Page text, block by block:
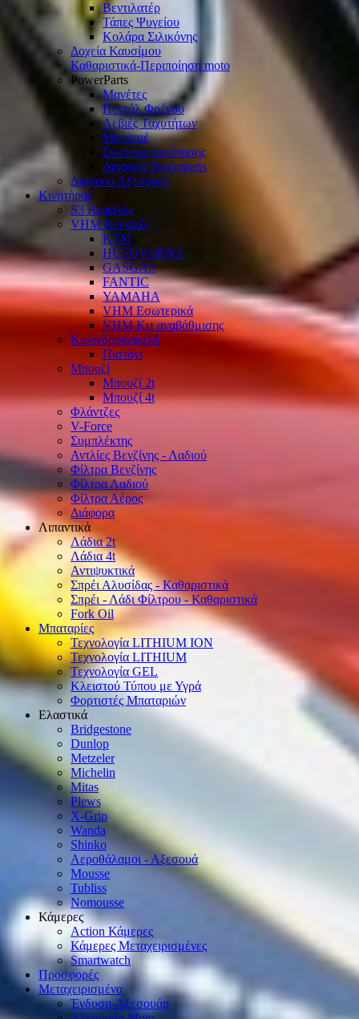
Βεντιλατέρ
Τάπες Ψυγείου
Κολάρα Σιλικόνης
Δοχεία Καυσίμου
Καθαριστικά-Περιποίηση moto
PowerParts
Μανέτες
Πεντάλ Φρένου
Λεβιές Ταχυτήτων
Μαρσπιέ
Σύστημα Εκκίνησης
Διάφορα Powerparts
Διάφορα Αξεσουάρ
Κινητήρας
S3 Κεφαλές
VHM Κεφαλές
KTM
HUSQVARNA
GASGAS
FANTIC
YAMAHA
VHM Εσωτερικά
VHM Κιτ αναβάθμισης
Κυλινδροκεφαλή
Πιστόνι
Μπουζί
Μπουζί 2t
Μπουζί 4t
Φλάντζες
V-Force
Συμπλέκτης
Αντλίες Βενζίνης - Λαδιού
Φίλτρα Βενζίνης
Φίλτρα Λαδιού
Φίλτρα Αέρος
Διάφορα
Λιπαντικά
Λάδια 2t
Λάδια 4t
Αντιψυκτικά
Σπρέι Αλυσίδας - Καθαριστικά
Σπρέι - Λάδι Φίλτρου - Καθαριστικά
Fork Oil
Μπαταρίες
Τεχνολογία LITHIUM ION
Τεχνολογία LITHIUM
Τεχνολογία GEL
Κλειστού Τύπου με Υγρά
Φορτιστές Μπαταριών
Ελαστικά
Bridgestone
Dunlop
Metzeler
Michelin
Mitas
Plews
X-Grip
Wanda
Shinko
Αεροθάλαμοι - Αξεσουά
Mousse
Tubliss
Nomousse
Κάμερες
Action Κάμερες
Κάμερες Μεταχειρισμένες
Smartwatch
Προσφορές
Μεταχειρισμένα
Ένδυση-Αξεσουάρ